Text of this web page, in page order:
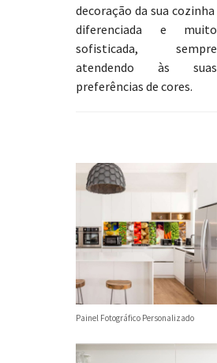
decoração da sua cozinha
diferenciada e muito
sofisticada, sempre
atendendo às suas
preferências de cores.
Painel Fotográfico Personalizado